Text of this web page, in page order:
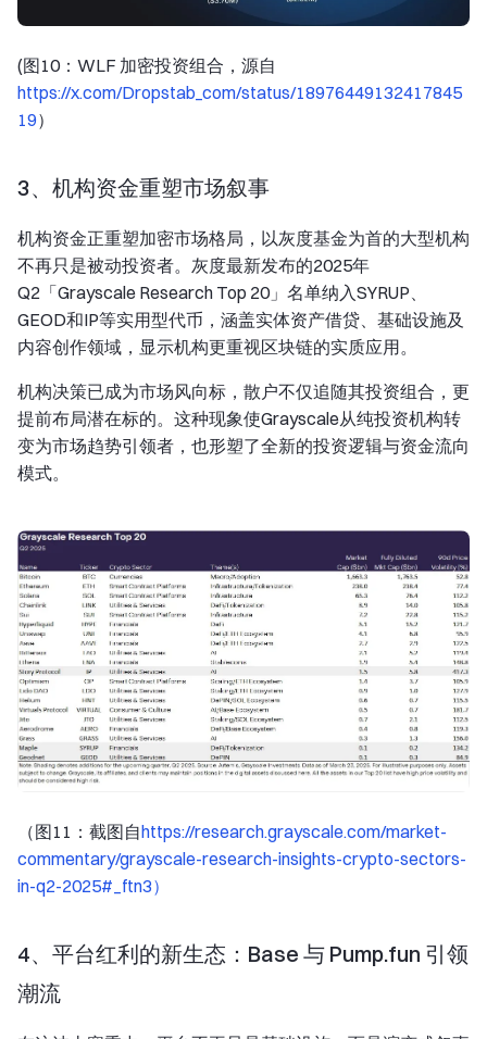
(图10：WLF 加密投资组合，源自
https://x.com/Dropstab_com/status/18976449132417845
19）
3、机构资金重塑市场叙事
机构资金正重塑加密市场格局，以灰度基金为首的大型机构
不再只是被动投资者。灰度最新发布的2025年
Q2「Grayscale Research Top 20」名单纳入SYRUP、
GEOD和IP等实用型代币，涵盖实体资产借贷、基础设施及
内容创作领域，显示机构更重视区块链的实质应用。
机构决策已成为市场风向标，散户不仅追随其投资组合，更
提前布局潜在标的。这种现象使Grayscale从纯投资机构转
变为市场趋势引领者，也形塑了全新的投资逻辑与资金流向
模式。
（图11：截图自https://research.grayscale.com/market-
commentary/grayscale-research-insights-crypto-sectors-
in-q2-2025#_ftn3）
4、平台红利的新生态：Base 与 Pump.fun 引领
潮流